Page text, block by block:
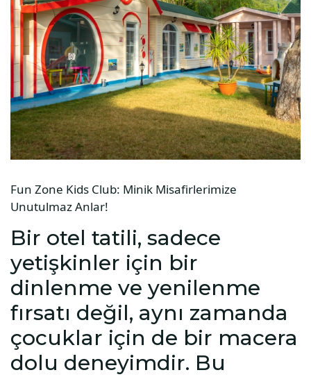
Fun Zone Kids Club: Minik Misafirlerimize
Unutulmaz Anlar!
Bir otel tatili, sadece
yetişkinler için bir
dinlenme ve yenilenme
fırsatı değil, aynı zamanda
çocuklar için de bir macera
dolu deneyimdir. Bu